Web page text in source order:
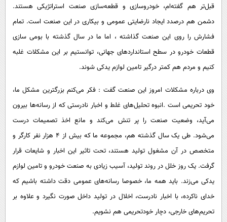
قبل‌تر هم گفته‌ام، خودروسازی و قطعه‌سازی صنعت استراتژیکی هستند.
دشمن هم درصدد ایجاد نارضایتی عمومی و بیکاری در این صنعت است. تمام
فشارش را روی این صنعت گذاشته ، اما ما در سال‌ گذشته با بومی سازی
قطعات خودرو در سطح استاندارد‌های جهانی، توانستیم بر این مشکلات غلبه
کنیم و مردم هم کمتر درگیر تامین لوازم یدکی شوند.
وی درباره مشکلات امروز این صنعت گفت : فکر می‌کنم بزرگترین مشکل ما،
خود تحریمی است .انبوه تحلیل‌های غلط و اخبار نادرستی که از رسانه‌ها بیرون
می‌آید، وضعیت صنعت را پر تنش می‌کند و مانع اخذ تصمیمات درست
می‌شود. طی یک سال گذشته هم، مجموعه ما که بیش از ۴ هزار نفر کارگر و
متخصص در آن مشغول تولید هستند، تحت تاثیر این اخبار و شایعات قرار
گرفت. یک روز خلل در روند تولید، آسیب زیادی به صنعت خودرو و تامین لوازم
یدکی می‌زند. باید همه ما، خصوصا رسانه‌های عمومی دقت داشته باشیم که
خدای ناکرده، با اخبار نادرست، اخلال در تولید داخل صورت نگیرد و علاوه بر
تحریم‌های خارجی، دچار خودتحریمی هم نشویم.